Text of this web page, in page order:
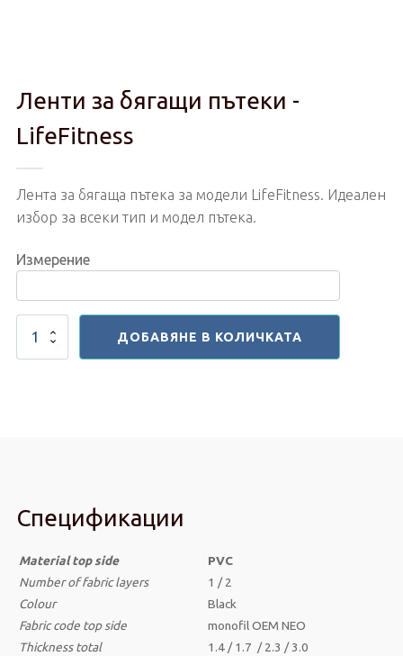
Ленти за бягащи пътеки -
LifeFitness
Лента за бягаща пътека за модели LifeFitness. Идеален
избор за всеки тип и модел пътека.
Измерение
количество
ДОБАВЯНЕ В КОЛИЧКАТА
Спецификации
Material top side
PVC
Number of fabric layers
1 / 2
Colour
Black
Fabric code top side
monofil OEM NEO
Thicknesstotal
1.4 / 1.7 / 2.3 / 3.0